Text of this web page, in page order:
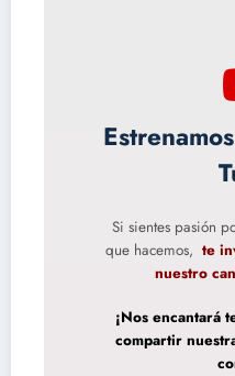
Si sientes pasión
que hacemos, te
nuestro
¡Nos encantará
compartir